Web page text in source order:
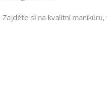
si na kvalitní